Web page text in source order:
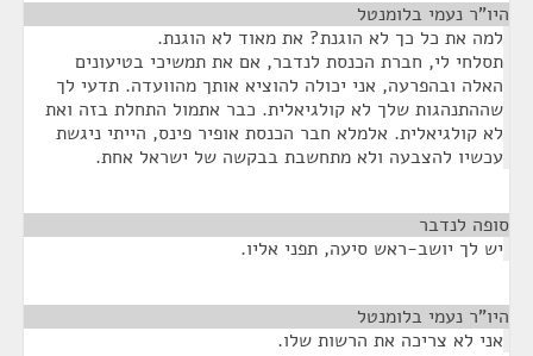
היו"ר נעמי בלומנטל
למה את כל כך לא הוגנת? את מאוד לא הוגנת.
תסלחי לי, חברת הכנסת לנדבר, אם את תמשיכי בטיעונים
האלה ובהפרעה, אני יכולה להוציא אותך מהוועדה. תדעי לך
שההתנהגות שלך לא קולגיאלית. כבר אתמול התחלת בזה ואת
לא קולגיאלית. אלמלא חבר הכנסת אופיר פינס, הייתי ניגשת
עכשיו להצבעה ולא מתחשבת בבקשה של ישראל אחת.
סופה לנדבר
יש לך יושב-ראש סיעה, תפני אליו.
היו"ר נעמי בלומנטל
אני לא צריכה את הרשות שלו.